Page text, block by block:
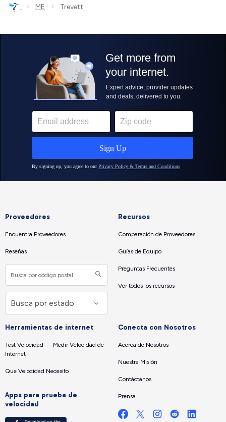
› ME › Trevett
Proveedores
Encuentra Proveedores
Reseñas
Recursos
Comparación de Proveedores
Guías de Equipo
Preguntas Frecuentes
Ver todos los recursos
Herramientas de internet
Test Velocidad — Medir Velocidad de
Internet
Que Velocidad Necesito
Apps para prueba de
velocidad
Conecta con Nosotros
Acerca de Nosotros
Nuestra Misión
Contáctanos
Prensa